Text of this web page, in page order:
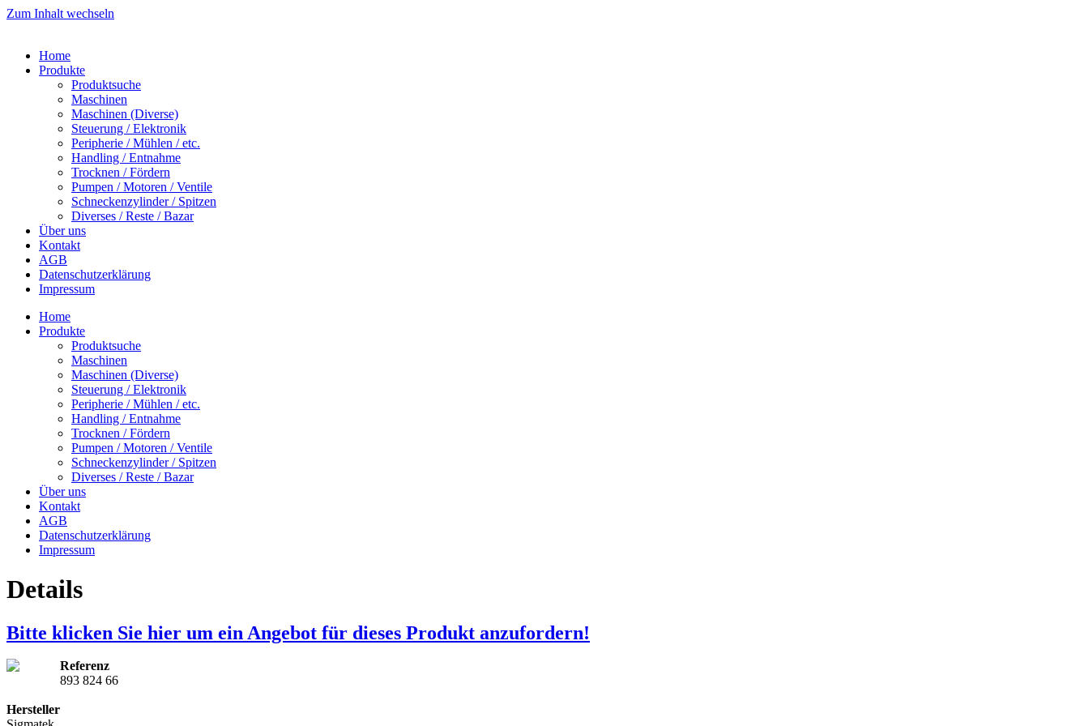
Zum Inhalt wechseln
Home
Produkte
Produktsuche
Maschinen
Maschinen (Diverse)
Steuerung / Elektronik
Peripherie / Mühlen / etc.
Handling / Entnahme
Trocknen / Fördern
Pumpen / Motoren / Ventile
Schneckenzylinder / Spitzen
Diverses / Reste / Bazar
Über uns
Kontakt
AGB
Datenschutzerklärung
Impressum
Home
Produkte
Produktsuche
Maschinen
Maschinen (Diverse)
Steuerung / Elektronik
Peripherie / Mühlen / etc.
Handling / Entnahme
Trocknen / Fördern
Pumpen / Motoren / Ventile
Schneckenzylinder / Spitzen
Diverses / Reste / Bazar
Über uns
Kontakt
AGB
Datenschutzerklärung
Impressum
Details
Bitte klicken Sie hier um ein Angebot für dieses Produkt anzufordern!
Referenz
893 824 66
Hersteller